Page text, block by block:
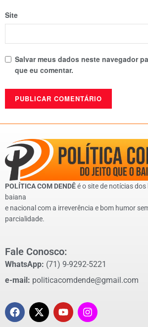
Site
Salvar meus dados neste navegador
que eu comentar.
POLÍTICA COM DENDÊé o site de notícias
baiana
e nacional com a irreverência e bom humor
parcialidade.
Fale Conosco:
WhatsApp: (71) 9-9292-5221
e-mail: politicacomdende@gmail.com